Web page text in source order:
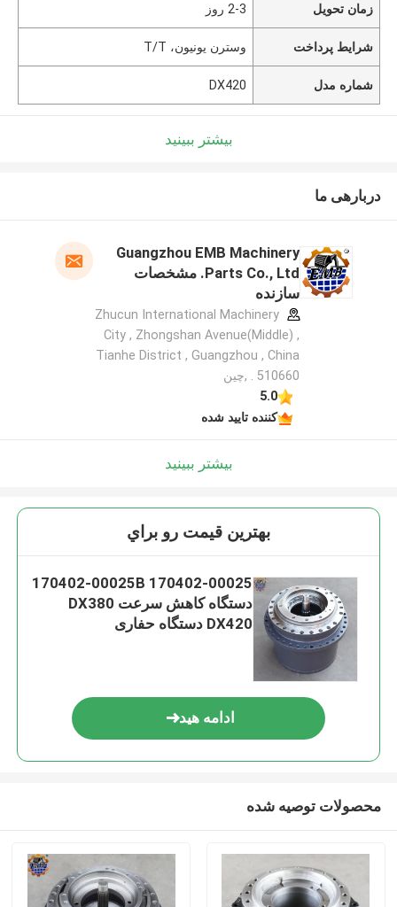
زمان تحویل 2-3 روز
شرایط پرداخت وسترن یونیون، T/T
شماره مدل DX420
بیشتر ببینید
دربارهی ما
Guangzhou EMB Machinery
Parts Co., Ltd. مشخصات
سازنده
Zhucun International Machinery
City , Zhongshan Avenue(Middle) ,
Tianhe District , Guangzhou , China
. 510660 ,چین
5.0
کننده تایید شده
بیشتر ببینید
بهترين قيمت رو براي
170402-00025 170402-00025B
دستگاه کاهش سرعت DX380
DX420 دستگاه حفاری
ادامه هید
محصولات توصیه شده